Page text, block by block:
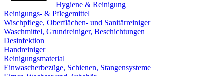
Hygiene & Reinigung
Reinigungs- & Pflegemittel
Wischpflege, Oberflächen- und Sanitärreiniger
Waschmittel, Grundreiniger, Beschichtungen
Desinfektion
Handreiniger
Reinigungsmaterial
Einwascherbezüge, Schienen, Stangensysteme